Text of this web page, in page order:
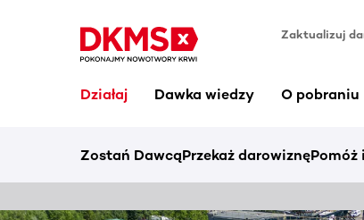
Zaktualizuj
Działaj Dawka wiedzy O pobraniu
Zostań DawcąPrzekaż darowiznęPomóż